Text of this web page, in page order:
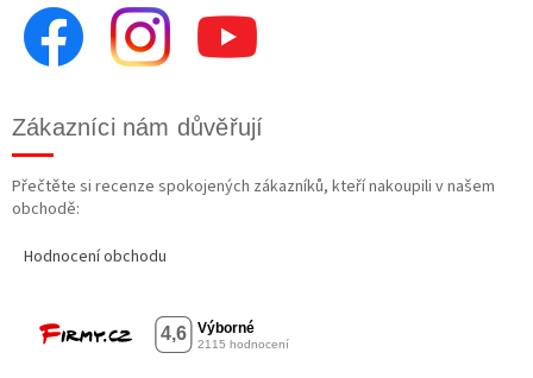
Zákazníci nám důvěřují
Přečtěte si recenze spokojených zákazníků, kteří nakoupili v našem
obchodě:
Hodnocení obchodu